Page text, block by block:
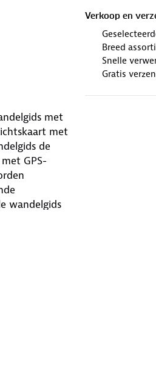
Verkoop en
Breed
Snelle
Gratis
met
met
de
GPS-
wandelgids
downloaden